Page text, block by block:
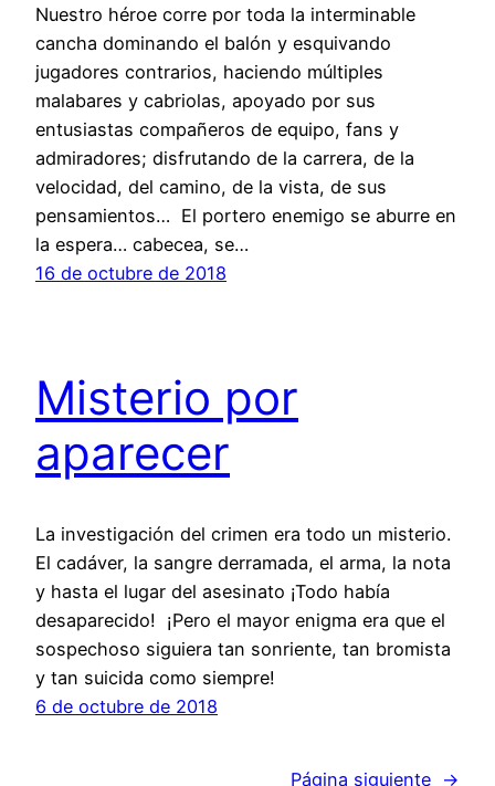
Nuestro héroe corre por toda la interminable
cancha dominando el balón y esquivando
jugadores contrarios, haciendo múltiples
malabares y cabriolas, apoyado por sus
entusiastas compañeros de equipo, fans y
admiradores; disfrutando de la carrera, de la
velocidad, del camino, de la vista, de sus
pensamientos… El portero enemigo se aburre en
la espera… cabecea, se…
16 de octubre de 2018
Misterio por
aparecer
La investigación del crimen era todo un misterio.
El cadáver, la sangre derramada, el arma, la nota
y hasta el lugar del asesinato ¡Todo había
desaparecido! ¡Pero el mayor enigma era que el
sospechoso siguiera tan sonriente, tan bromista
y tan suicida como siempre!
6 de octubre de 2018
Página siguiente →